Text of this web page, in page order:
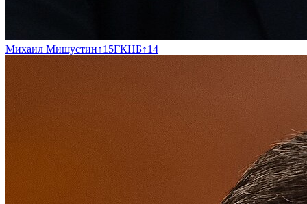
Михаил Мишустин↑15ГКНБ↑14